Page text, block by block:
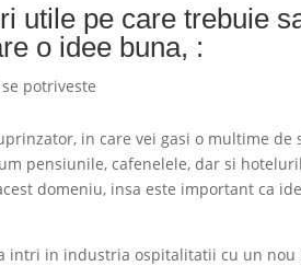
utile pe care trebuie
o idee buna, :
potriveste
in care vei gasi o multime
pensiunile, cafenelele, dar si
domeniu, insa este important ca
intri in industria ospitalitatii cu un nou